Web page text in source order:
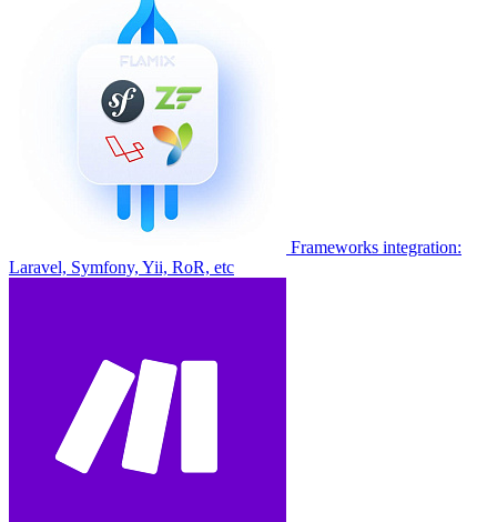
Frameworks integration:
Laravel, Symfony, Yii, RoR, etc